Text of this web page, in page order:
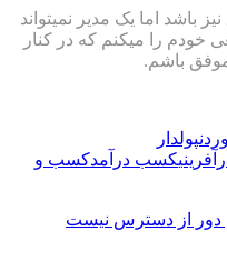
– یک کارآفرین می‎تواند یک مدیر موفق نیز باشد اما یک مدیر نمی‎تواند
یک کارآفرین موفق باشد من تمام سعی خودم را می‎کنم که در کنار
باشم.
پولدار
کسب درآمدکسب و